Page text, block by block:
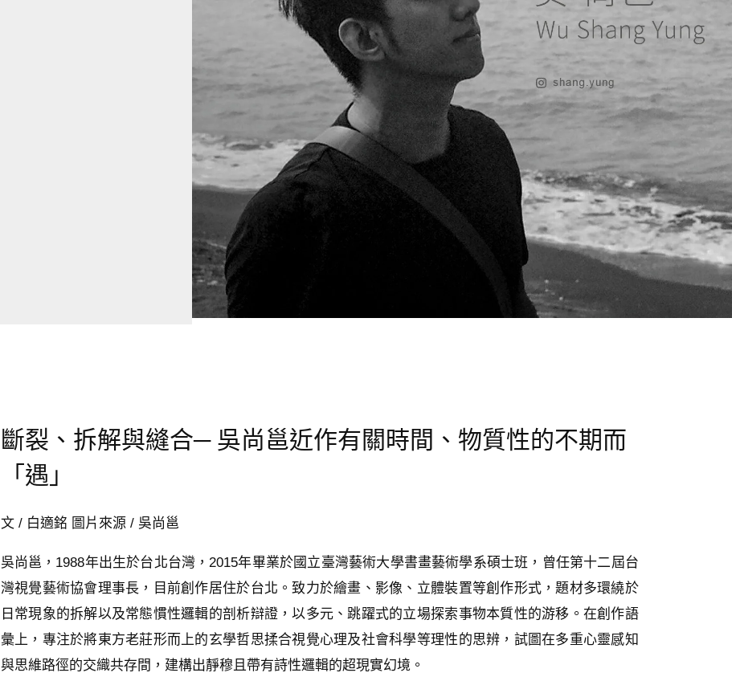
斷裂、拆解與縫合─ 吳尚邕近作有關時間、物質性的不期而
「遇」
文 / 白適銘 圖片來源 / 吳尚邕
吳尚邕，1988年出生於台北台灣，2015年畢業於國立臺灣藝術大學書畫藝術學系碩士班，曾任第十二屆台
灣視覺藝術協會理事長，目前創作居住於台北。致力於繪畫、影像、立體裝置等創作形式，題材多環繞於
日常現象的拆解以及常態慣性邏輯的剖析辯證，以多元、跳躍式的立場探索事物本質性的游移。在創作語
彙上，專注於將東方老莊形而上的玄學哲思揉合視覺心理及社會科學等理性的思辨，試圖在多重心靈感知
與思維路徑的交織共存間，建構出靜穆且帶有詩性邏輯的超現實幻境。